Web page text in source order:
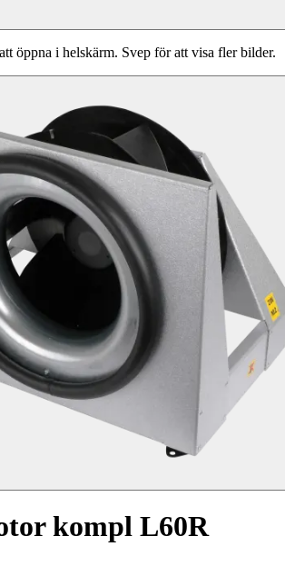
öppna i helskärm. Svep för att visa fler bilder.
kompl L60R